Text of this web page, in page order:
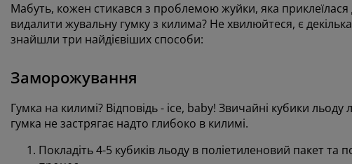
Мабуть, кожен стикався з проблемою жуйки, яка приклеїлася
видалити жувальну гумку з килима? Не хвилюйтеся, є
знайшли три найдієвіших способи:
Заморожування
Гумка на килимі? Відповідь - ice, baby! Звичайні кубики
гумка не застрягає надто глибоко в килимі.
Покладіть 4-5 кубиків льоду в поліетиленовий пакет